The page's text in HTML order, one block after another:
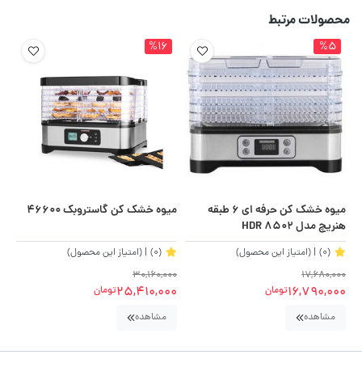
محصولات مرتبط
%5
میوه خشک کن حرفه ای 6 طبقه
هنریچ مدل HDR 8502
(0)
| (امتیاز این محصول)
17,680,000
16,790,000تومان
مشاهده
%16
میوه خشک کن گاستروبک 46600
(0)
| (امتیاز این محصول)
30,160,000
25,410,000تومان
مشاهده